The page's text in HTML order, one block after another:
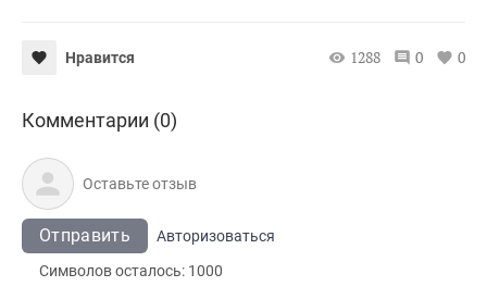
Нравится 1288 0 0
Комментарии (0)
Отправить
Авторизоваться
Символов осталось: 1000